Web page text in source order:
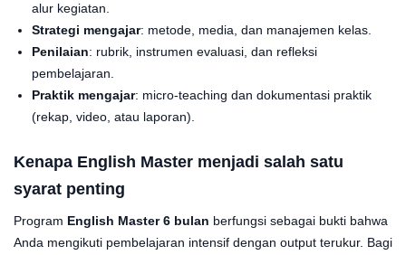
alur kegiatan.
Strategi mengajar: metode, media, dan manajemen kelas.
Penilaian: rubrik, instrumen evaluasi, dan refleksi
pembelajaran.
Praktik mengajar: micro-teaching dan dokumentasi praktik
(rekap, video, atau laporan).
Kenapa English Master menjadi salah satu
syarat penting
Program English Master 6 bulan berfungsi sebagai bukti bahwa
Anda mengikuti pembelajaran intensif dengan output terukur. Bagi